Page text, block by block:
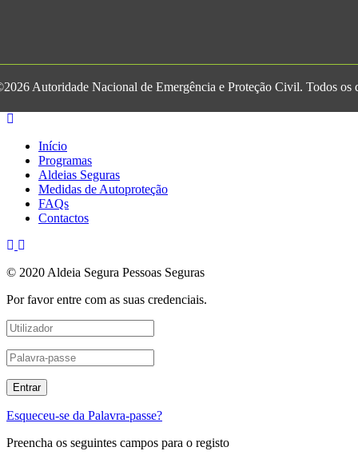
Autoridade Nacional de Emergência e Proteção Civil. Todos os
Início
Programas
Aldeias Seguras
Medidas de Autoproteção
FAQs
Contactos
© 2020 Aldeia Segura Pessoas Seguras
Por favor entre com as suas credenciais.
Esqueceu-se da Palavra-passe?
Preencha os seguintes campos para o registo